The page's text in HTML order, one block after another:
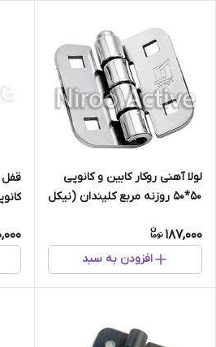
لولا آهنی روکار کابین و کانوپی
۵۰*۵۰ روزنه مربع کلیندان (نیکل
187,000
افزودن به سبد
قفل